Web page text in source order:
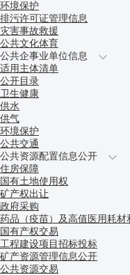
环境保护
排污许可证管理信息
灾害事故救援
公共文化体育
公共企事业单位信息
适用主体清单
公开目录
卫生健康
供水
供气
环境保护
公共交通
公共资源配置信息公开
住房保障
国有土地使用权
矿产权出让
政府采购
药品（疫苗）及高值医用耗
国有产权交易
工程建设项目招标投标
矿产资源管理信息公开
公共资源交易